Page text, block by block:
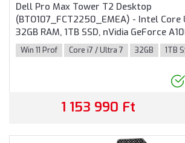
Dell Pro Max Tower T2 Desktop
(BTO107_FCT2250_EMEA) - Intel
32GB RAM, 1TB SSD, nVidia GeForce
Windows 11 Professional - Torony
év garanciával
Win 11 Prof Core i7 / Ultra 7 32GB 1TB
1 153 990 Ft